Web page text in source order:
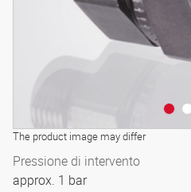
The product image may differ
Pressione di intervento
approx. 1 bar